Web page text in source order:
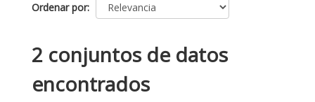
Ordenar por
2 conjuntos de datos
encontrados